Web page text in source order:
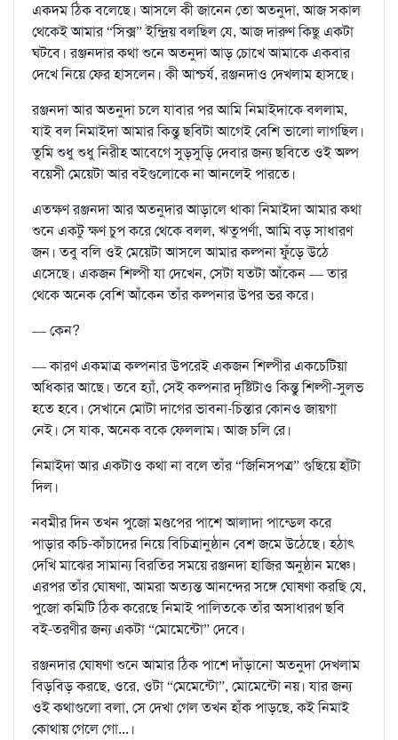
একদম ঠিক বলেছে। আসলে কী জানেন তো অতনুদা, আজ সকাল
থেকেই আমার “সিক্স” ইন্দ্রিয় বলছিল যে, আজ দারুণ কিছু একটা
ঘটবে। রঞ্জনদার কথা শুনে অতনুদা আড় চোখে আমাকে একবার
দেখে নিয়ে ফের হাসলেন। কী আশ্চর্য, রঞ্জনদাও দেখলাম হাসছে।
রঞ্জনদা আর অতনুদা চলে যাবার পর আমি নিমাইদাকে বললাম,
যাই বল নিমাইদা আমার কিন্তু ছবিটা আগেই বেশি ভালো লাগছিল।
তুমি শুধু শুধু নিরীহ আবেগে সুড়সুড়ি দেবার জন্য ছবিতে ওই অল্প
বয়েসী মেয়েটা আর বইগুলোকে না আনলেই পারতে।
এতক্ষণ রঞ্জনদা আর অতনুদার আড়ালে থাকা নিমাইদা আমার কথা
শুনে একটু ক্ষণ চুপ করে থেকে বলল, ঋতুপর্ণা, আমি বড় সাধারণ
জন। তবু বলি ওই মেয়েটা আসলে আমার কল্পনা ফুঁড়ে উঠে
এসেছে। একজন শিল্পী যা দেখেন, সেটা যতটা আঁকেন — তার
থেকে অনেক বেশি আঁকেন তাঁর কল্পনার উপর ভর করে।
— কেন?
— কারণ একমাত্র কল্পনার উপরেই একজন শিল্পীর একচেটিয়া
অধিকার আছে। তবে হ্যাঁ, সেই কল্পনার দৃষ্টিটাও কিন্তু শিল্পী-সুলভ
হতে হবে। সেখানে মোটা দাগের ভাবনা-চিন্তার কোনও জায়গা
নেই। সে যাক, অনেক বকে ফেললাম। আজ চলি রে।
নিমাইদা আর একটাও কথা না বলে তাঁর “জিনিসপত্র” গুছিয়ে হাঁটা
দিল।
নবমীর দিন তখন পুজো মণ্ডপের পাশে আলাদা পান্ডেল করে
পাড়ার কচি-কাঁচাদের নিয়ে বিচিত্রানুষ্ঠান বেশ জমে উঠেছে। হঠাৎ
দেখি মাঝের সামান্য বিরতির সময়ে রঞ্জনদা হাজির অনুষ্ঠান মঞ্চে।
এরপর তাঁর ঘোষণা, আমরা অত্যন্ত আনন্দের সঙ্গে ঘোষণা করছি যে,
পুজো কমিটি ঠিক করেছে নিমাই পালিতকে তাঁর অসাধারণ ছবি
বই-তরণীর জন্য একটা “মোমেন্টো” দেবে।
রঞ্জনদার ঘোষণা শুনে আমার ঠিক পাশে দাঁড়ানো অতনুদা দেখলাম
বিড়বিড় করছে, ওরে, ওটা “মেমেন্টো”, মোমেন্টো নয়। যার জন্য
ওই কথাগুলো বলা, সে দেখা গেল তখন হাঁক পাড়ছে, কই নিমাই
কোথায় গেলে গো...।